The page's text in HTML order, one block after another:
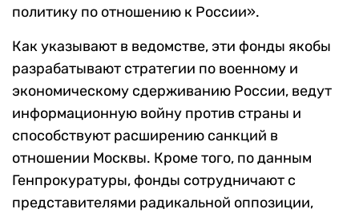
политику по отношению к России».
Как указывают в ведомстве, эти фонды якобы
разрабатывают стратегии по военному и
экономическому сдерживанию России, ведут
информационную войну против страны и
способствуют расширению санкций в
отношении Москвы. Кроме того, по данным
Генпрокуратуры, фонды сотрудничают с
представителями радикальной оппозиции,